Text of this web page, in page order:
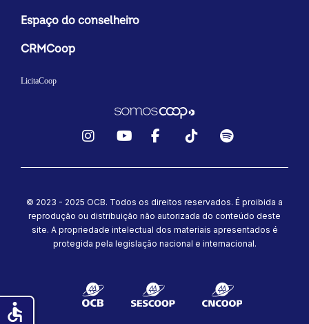
Espaço do conselheiro
CRMCoop
LicitaCoop
© 2023 - 2025 OCB. Todos os direitos reservados. É proibida a
reprodução ou distribuição não autorizada do conteúdo deste
site. A propriedade intelectual dos materiais apresentados é
protegida pela legislação nacional e internacional.
accessible